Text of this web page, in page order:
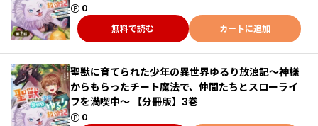
0
ポイント
無料で読む
カートに追加
聖獣に育てられた少年の異世界ゆるり放浪記～神様
からもらったチート魔法で、仲間たちとスローライ
フを満喫中～ 【分冊版】3巻
0
ポイント